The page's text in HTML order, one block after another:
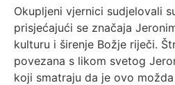
Okupljeni vjernici sudjelovali
prisjećajući se značaja
kulturu i širenje Božje riječi.
povezana s likom svetog
koji smatraju da je ovo